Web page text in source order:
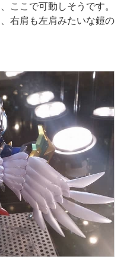
ここで可動しそうです。
右肩も左肩みたいな鎧の